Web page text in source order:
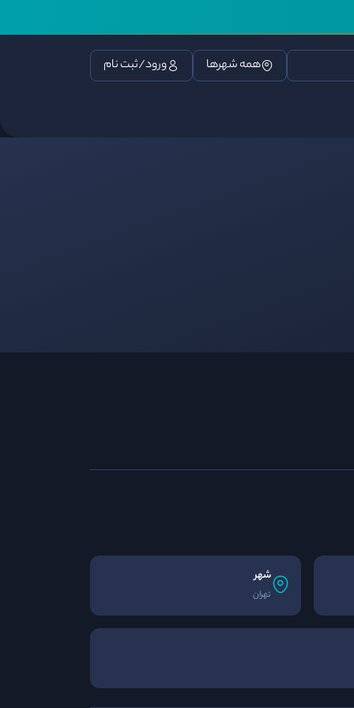
همه شهرها ورود/ثبت نام
شهر
تهران